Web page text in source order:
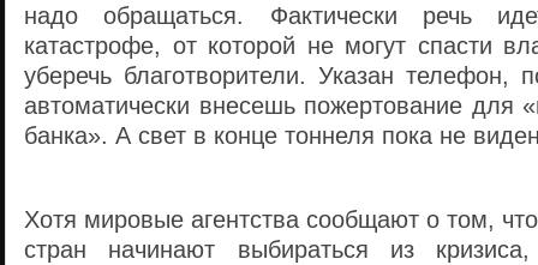
надо обращаться. Фактически речь
катастрофе, от которой не могут спасти
уберечь благотворители. Указан телефон,
автоматически внесешь пожертование для
банка». А свет в конце тоннеля пока не
Хотя мировые агентства сообщают о том,
стран начинают выбираться из